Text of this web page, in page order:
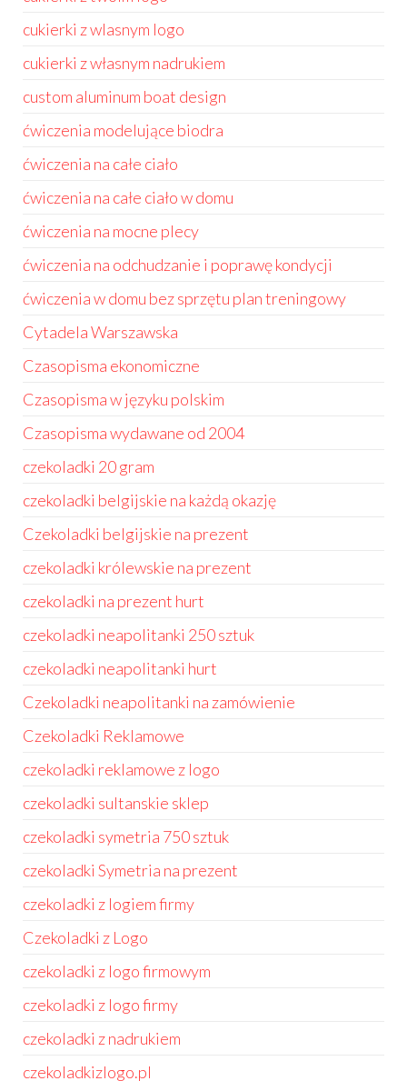
cukierki z wlasnym logo
cukierki z własnym nadrukiem
custom aluminum boat design
ćwiczenia modelujące biodra
ćwiczenia na całe ciało
ćwiczenia na całe ciało w domu
ćwiczenia na mocne plecy
ćwiczenia na odchudzanie i poprawę kondycji
ćwiczenia w domu bez sprzętu plan treningowy
Cytadela Warszawska
Czasopisma ekonomiczne
Czasopisma w języku polskim
Czasopisma wydawane od 2004
czekoladki 20 gram
czekoladki belgijskie na każdą okazję
Czekoladki belgijskie na prezent
czekoladki królewskie na prezent
czekoladki na prezent hurt
czekoladki neapolitanki 250 sztuk
czekoladki neapolitanki hurt
Czekoladki neapolitanki na zamówienie
Czekoladki Reklamowe
czekoladki reklamowe z logo
czekoladki sultanskie sklep
czekoladki symetria 750 sztuk
czekoladki Symetria na prezent
czekoladki z logiem firmy
Czekoladki z Logo
czekoladki z logo firmowym
czekoladki z logo firmy
czekoladki z nadrukiem
czekoladkizlogo.pl